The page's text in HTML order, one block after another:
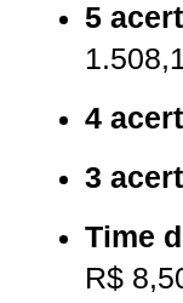
5
4
3
Time
R$